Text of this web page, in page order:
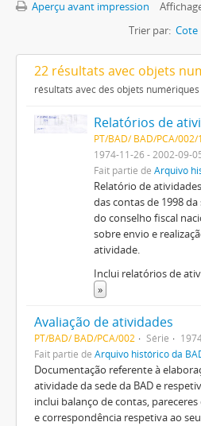
Aperçu avant impression
Trier par: Cote
22 résultats avec objets
résultats avec des objets numériques
Relatórios de
PT/BAD/ BAD/PCA/002/1
1974-11-26 - 2002-09-
Fait partie de Arquivo
Relatório de
das contas de 1998
do conselho fiscal
sobre envio e
atividade.
Inclui relatórios de
»
Avaliação de atividades
PT/BAD/ BAD/PCA/002 Série
Fait partie de Arquivo histórico da
Documentação referente à
atividade da sede da BAD e
inclui balanço de contas,
e correspondência respetiva ao